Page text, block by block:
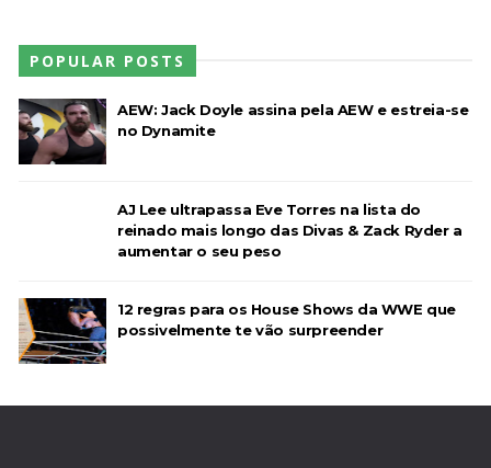
POPULAR POSTS
AEW: Jack Doyle assina pela AEW e estreia-se
no Dynamite
AJ Lee ultrapassa Eve Torres na lista do
reinado mais longo das Divas & Zack Ryder a
aumentar o seu peso
12 regras para os House Shows da WWE que
possivelmente te vão surpreender